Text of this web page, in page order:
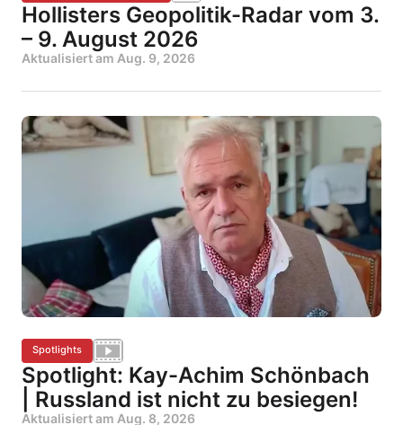
Hollisters Geopolitik-Radar vom 3.
– 9. August 2026
Aktualisiert am Aug. 9, 2026
Spotlights
Spotlight: Kay-Achim Schönbach
| Russland ist nicht zu besiegen!
Aktualisiert am Aug. 8, 2026